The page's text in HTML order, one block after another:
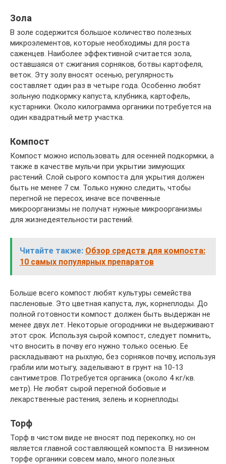
Зола
В золе содержится большое количество полезных
микроэлементов, которые необходимы для роста
саженцев. Наиболее эффективной считается зола,
оставшаяся от сжигания сорняков, ботвы картофеля,
веток. Эту золу вносят осенью, регулярность
составляет один раз в четыре года. Особенно любят
зольную подкормку капуста, клубника, картофель,
кустарники. Около килограмма органики потребуется на
один квадратный метр участка.
Компост
Компост можно использовать для осенней подкормки, а
также в качестве мульчи при укрытии зимующих
растений. Слой сырого компоста для укрытия должен
быть не менее 7 см. Только нужно следить, чтобы
перегной не пересох, иначе все почвенные
микроорганизмы не получат нужные микроорганизмы
для жизнедеятельности растений.
Читайте также: Обзор средств для компоста:
10 самых популярных препаратов
Больше всего компост любят культуры семейства
пасленовые. Это цветная капуста, лук, корнеплоды. До
полной готовности компост должен быть выдержан не
менее двух лет. Некоторые огородники не выдерживают
этот срок. Используя сырой компост, следует помнить,
что вносить в почву его нужно только осенью. Ее
раскладывают на рыхлую, без сорняков почву, используя
грабли или мотыгу, заделывают в грунт на 10-13
сантиметров. Потребуется органика (около 4 кг/кв.
метр). Не любят сырой перегной бобовые и
лекарственные растения, зелень и корнеплоды.
Торф
Торф в чистом виде не вносят под перекопку, но он
является главной составляющей компоста. В низинном
торфе органики совсем мало, много полезных